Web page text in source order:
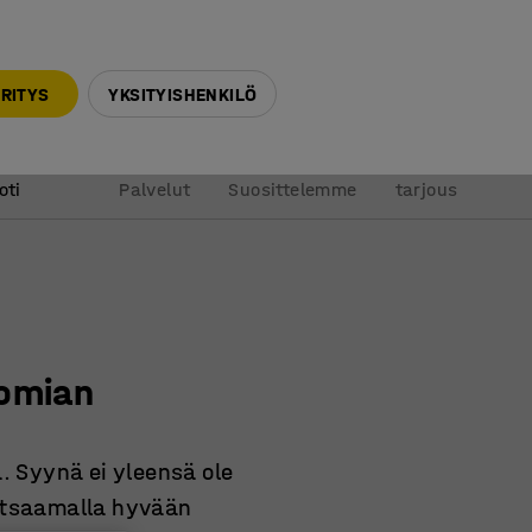
Palvelut Suosittelemme
tarjous
Syynä ei yleensä ole
hyvään
YKSITYISHENKILÖ